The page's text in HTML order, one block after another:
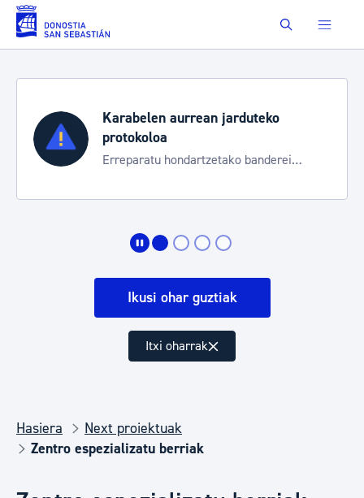
Eduki nagusira joan Buscar
Karabelen aurrean jarduteko
protokoloa
Erreparatu hondartzetako banderei
Ikusi ohar guztiak
Itxi oharrak
Hasiera
Next proiektuak
Zentro espezializatu berriak